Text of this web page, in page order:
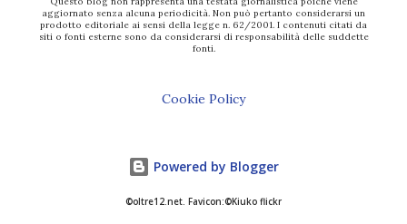
aggiornato senza alcuna periodicità. Non può pertanto considerarsi un
prodotto editoriale ai sensi della legge n. 62/2001. I contenuti citati da
siti o fonti esterne sono da considerarsi di responsabilità delle suddette
fonti.
Cookie Policy
Powered by Blogger
©oltre12.net. Favicon:©Kiuko flickr